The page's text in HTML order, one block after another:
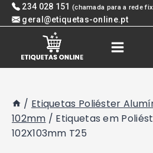
Skip 234 028 151 (chamada para a rede
geral@etiquetas-online.pt
/ Etiquetas Poliéster
102mm / Etiquetas em
102X103mm T25